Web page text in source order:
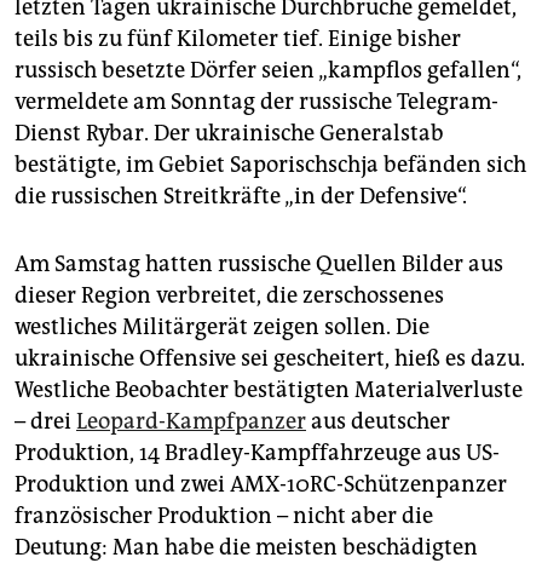
letzten Tagen ukrainische Durchbrüche gemeldet,
teils bis zu fünf Kilometer tief. Einige bisher
russisch besetzte Dörfer seien „kampflos gefallen“,
vermeldete am Sonntag der russische Telegram-
Dienst Rybar. Der ukrainische Generalstab
bestätigte, im Gebiet Saporischschja befänden sich
die russischen Streitkräfte „in der Defensive“.
Am Samstag hatten russische Quellen Bilder aus
dieser Region verbreitet, die zerschossenes
westliches Militärgerät zeigen sollen. Die
ukrainische Offensive sei gescheitert, hieß es dazu.
Westliche Beobachter bestätigten Materialverluste
– dreiLeopard-Kampfpanzeraus deutscher
Produktion, 14 Bradley-Kampffahrzeuge aus US-
Produktion und zwei AMX-10RC-Schützenpanzer
französischer Produktion – nicht aber die
Deutung: Man habe die meisten beschädigten